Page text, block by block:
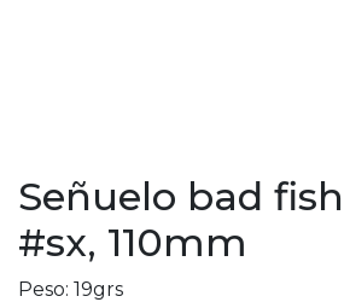
Señuelo bad
#sx, 110mm
Peso: 19grs